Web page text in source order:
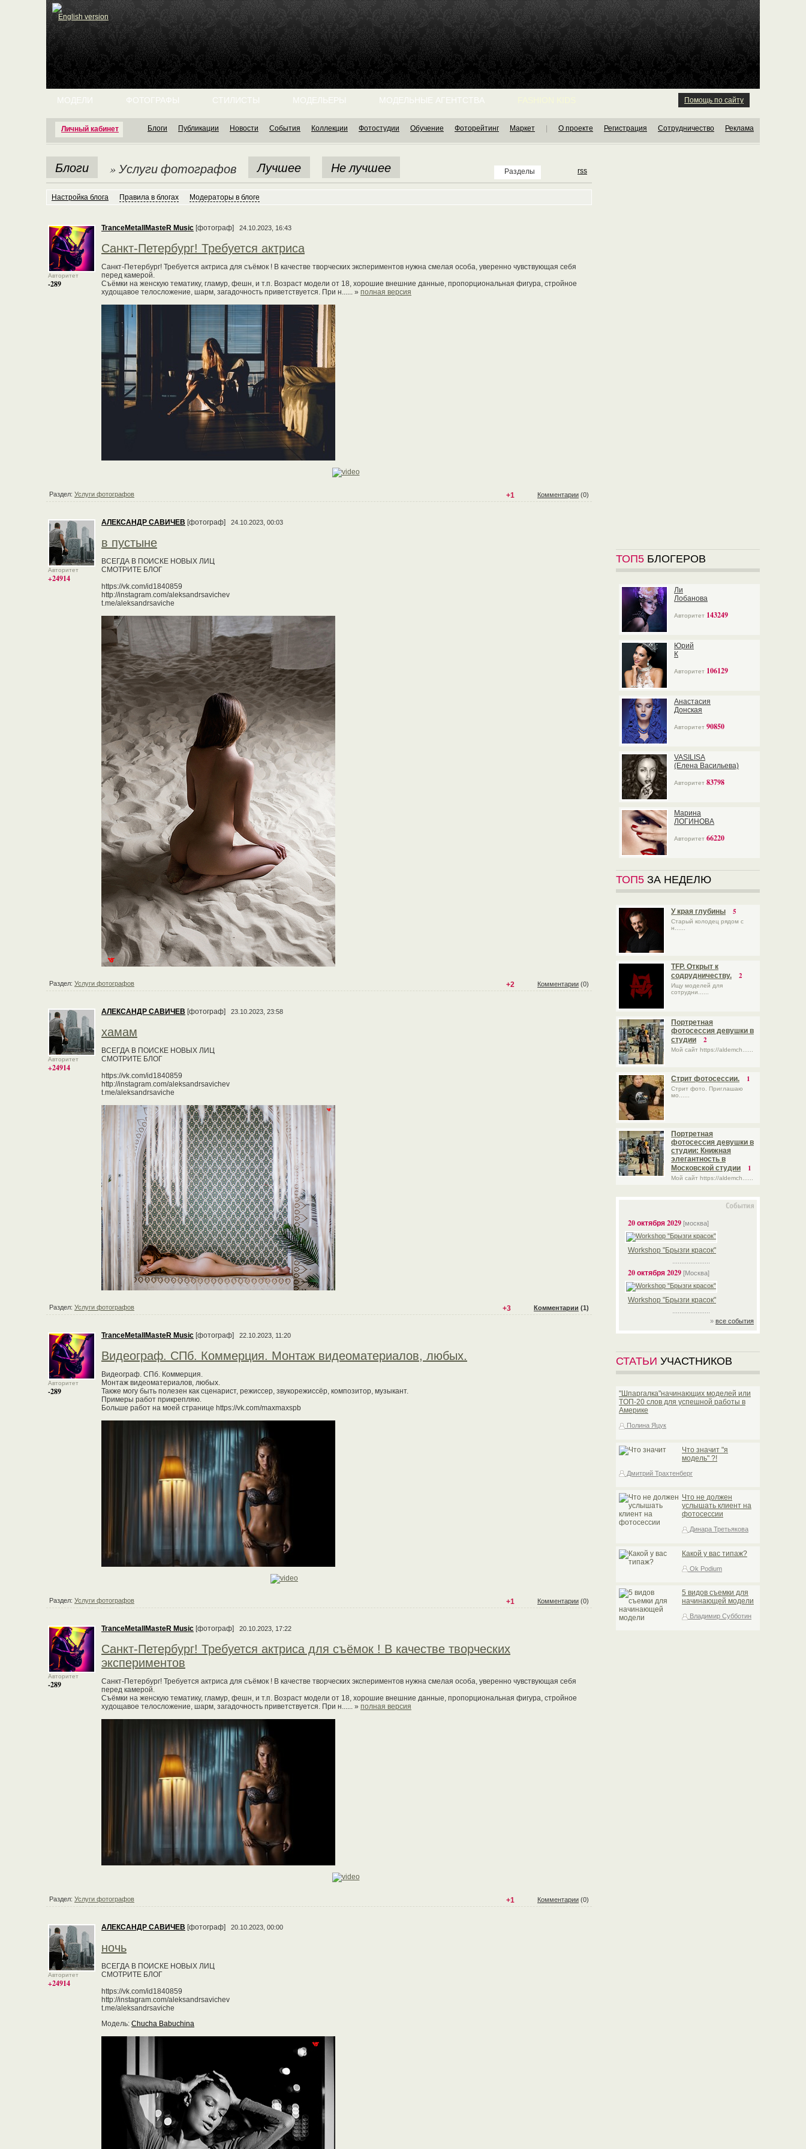
English version
Личный кабинет
МОДЕЛИ ФОТОГРАФЫ СТИЛИСТЫ МОДЕЛЬЕРЫ МОДЕЛЬНЫЕ АГЕНТСТВА Помощь по сайту
Блоги Публикации Новости События Коллекции Фотостудии Обучение Фоторейтинг Маркет О проекте Регистрация Сотрудничество Реклама
Разделы rss
Блоги » Услуги фотографов Лучшее Не лучшее
Настройка блога Правила в блогах Модераторы в блоге
Авторитет
-289
TranceMetallMasteR Music [фотограф] 24.10.2023, 16:43
Санкт-Петербург! Требуется актриса
Санкт-Петербург! Требуется актриса для съёмок ! В качестве творческих экспериментов нужна смелая особа, уверенно чувствующая себя
перед камерой.
Съёмки на женскую тематику, гламур, фешн, и т.п. Возраст модели от 18, хорошие внешние данные, пропорциональная фигура, стройное
худощавое телосложение, шарм, загадочность приветствуется. При н...... » полная версия
+1 Комментарии (0)
Раздел: Услуги фотографов
Авторитет
+24914
АЛЕКСАНДР САВИЧЕВ [фотограф] 24.10.2023, 00:03
в пустыне
ВСЕГДА В ПОИСКЕ НОВЫХ ЛИЦ
СМОТРИТЕ БЛОГ
https://vk.com/id1840859
http://instagram.com/aleksandrsavichev
t.me/aleksandrsaviche
+2 Комментарии (0)
Раздел: Услуги фотографов
Авторитет
+24914
АЛЕКСАНДР САВИЧЕВ [фотограф] 23.10.2023, 23:58
хамам
ВСЕГДА В ПОИСКЕ НОВЫХ ЛИЦ
СМОТРИТЕ БЛОГ
https://vk.com/id1840859
http://instagram.com/aleksandrsavichev
t.me/aleksandrsaviche
+3 Комментарии (1)
Раздел: Услуги фотографов
Авторитет
-289
TranceMetallMasteR Music [фотограф] 22.10.2023, 11:20
Видеограф. СПб. Коммерция. Монтаж видеоматериалов, любых.
Видеограф. СПб. Коммерция.
Монтаж видеоматериалов, любых.
Также могу быть полезен как сценарист, режиссер, звукорежиссёр, композитор, музыкант.
Примеры работ прикрепляю.
Больше работ на моей странице https://vk.com/maxmaxspb
+1 Комментарии (0)
Раздел: Услуги фотографов
Авторитет
-289
TranceMetallMasteR Music [фотограф] 20.10.2023, 17:22
Санкт-Петербург! Требуется актриса для съёмок ! В качестве творческих
экспериментов
Санкт-Петербург! Требуется актриса для съёмок ! В качестве творческих экспериментов нужна смелая особа, уверенно чувствующая себя
перед камерой.
Съёмки на женскую тематику, гламур, фешн, и т.п. Возраст модели от 18, хорошие внешние данные, пропорциональная фигура, стройное
худощавое телосложение, шарм, загадочность приветствуется. При н...... » полная версия
+1 Комментарии (0)
Раздел: Услуги фотографов
Авторитет
+24914
АЛЕКСАНДР САВИЧЕВ [фотограф] 20.10.2023, 00:00
ночь
ВСЕГДА В ПОИСКЕ НОВЫХ ЛИЦ
СМОТРИТЕ БЛОГ
https://vk.com/id1840859
http://instagram.com/aleksandrsavichev
t.me/aleksandrsaviche
Модель: Chucha Babuchina
ТОП5 БЛОГЕРОВ
Ли
Лобанова
Авторитет 143249
Юрий
К
Авторитет 106129
Анастасия
Донская
Авторитет 90850
VASILISA
(Елена Васильева)
Авторитет 83798
Марина
ЛОГИНОВА
Авторитет 66220
ТОП5 ЗА НЕДЕЛЮ
У края глубины 5
Старый колодец рядом с
н......
TFP. Открыт к
содрудничеству.
2
Ищу моделей для
сотрудни......
Портретная
фотосессия девушки в
студии
2
Мой сайт https://aldemch......
Стрит фотосессии. 1
Стрит фото. Приглашаю
мо......
Портретная
фотосессия девушки в
студии: Книжная
элегантность в
Московской студии
1
Мой сайт https://aldemch......
20 октября 2029 [москва]
Workshop "Брызги красок"
20 октября 2029 [Москва]
Workshop "Брызги красок"
» все события
СТАТЬИ УЧАСТНИКОВ
"Шпаргалка"начинающих моделей или
TOП-20 слов для успешной работы в
Америке
Полина Яцук
Что значит "я
модель" ?!
Дмитрий Трахтенберг
Что не должен
услышать клиент на
фотосессии
Динара Третьякова
Какой у вас типаж?
Ok Podium
5 видов съемки для
начинающей модели
Владимир Субботин